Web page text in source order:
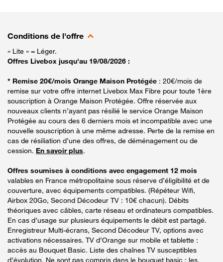
Conditions de l'offre
« Lite » = Léger.
Offres Livebox jusqu'au 19/08/2026 :
* Remise 20€/mois Orange Maison Protégée : 20€/mois de
remise sur votre offre internet Livebox Max Fibre pour toute 1ère
souscription à Orange Maison Protégée. Offre réservée aux
nouveaux clients n’ayant pas résilié le service Orange Maison
Protégée au cours des 6 derniers mois et incompatible avec une
nouvelle souscription à une même adresse. Perte de la remise en
cas de résiliation d’une des offres, de déménagement ou de
cession. En savoir plus.
Offres soumises à conditions avec engagement 12 mois
valables en France métropolitaine sous réserve d’éligibilité et de
couverture, avec équipements compatibles. (Répéteur Wifi,
Airbox 20Go, Second Décodeur TV : 10€ chacun). Débits
théoriques avec câbles, carte réseau et ordinateurs compatibles.
En cas d’usage sur plusieurs équipements le débit est partagé.
Enregistreur Multi-écrans, Second Décodeur TV, options avec
activations nécessaires. TV d’Orange sur mobile et tablette :
accès au Bouquet Basic. Liste des chaînes TV susceptibles
d’évolution. Ne sont pas compris dans le bouquet basic : les